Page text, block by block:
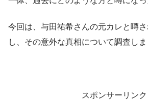
今回は、与田祐希さんの元カレと噂
し、その意外な真相について調査しま
スポンサーリンク